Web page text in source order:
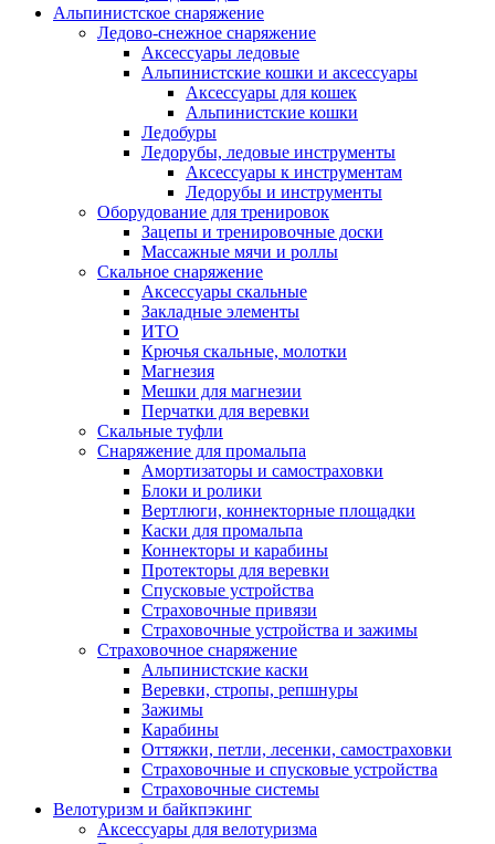
Альпинистское снаряжение
Ледово-снежное снаряжение
Аксессуары ледовые
Альпинистские кошки и аксессуары
Аксессуары для кошек
Альпинистские кошки
Ледобуры
Ледорубы, ледовые инструменты
Аксессуары к инструментам
Ледорубы и инструменты
Оборудование для тренировок
Зацепы и тренировочные доски
Массажные мячи и роллы
Скальное снаряжение
Аксессуары скальные
Закладные элементы
ИТО
Крючья скальные, молотки
Магнезия
Мешки для магнезии
Перчатки для веревки
Скальные туфли
Снаряжение для промальпа
Амортизаторы и самостраховки
Блоки и ролики
Вертлюги, коннекторные площадки
Каски для промальпа
Коннекторы и карабины
Протекторы для веревки
Спусковые устройства
Страховочные привязи
Страховочные устройства и зажимы
Страховочное снаряжение
Альпинистские каски
Веревки, стропы, репшнуры
Зажимы
Карабины
Оттяжки, петли, лесенки, самостраховки
Страховочные и спусковые устройства
Страховочные системы
Велотуризм и байкпэкинг
Аксессуары для велотуризма